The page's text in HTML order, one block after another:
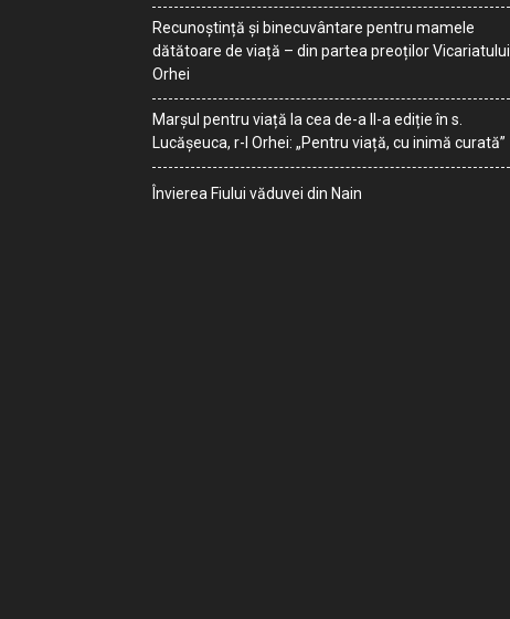
Recunoștință și binecuvântare pentru mamele
dătătoare de viață – din partea preoților Vicariatului
Orhei
Marșul pentru viață la cea de-a II-a ediție în s.
Lucășeuca, r-l Orhei: „Pentru viață, cu inimă curată”
Învierea Fiului văduvei din Nain